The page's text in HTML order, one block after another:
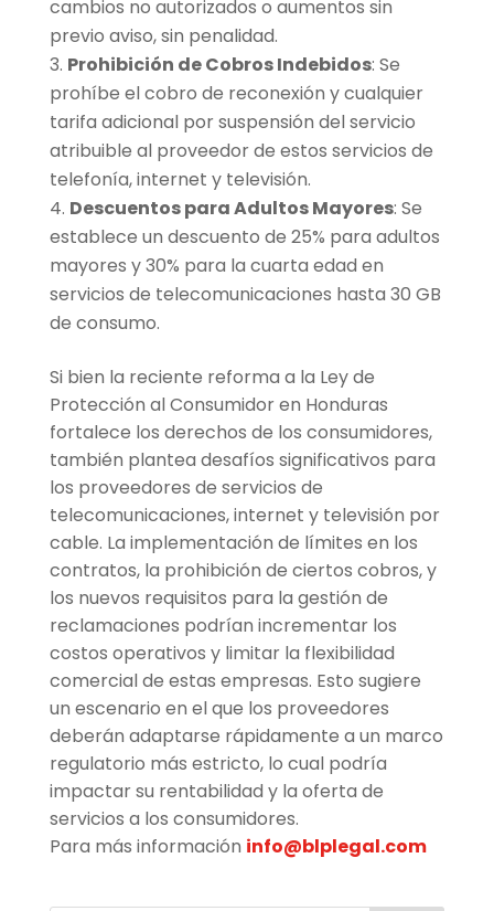
cambios no autorizados o aumentos sin
previo aviso, sin penalidad.
Prohibición de Cobros Indebidos: Se
prohíbe el cobro de reconexión y cualquier
tarifa adicional por suspensión del servicio
atribuible al proveedor de estos servicios de
telefonía, internet y televisión.
Descuentos para Adultos Mayores: Se
establece un descuento de 25% para adultos
mayores y 30% para la cuarta edad en
servicios de telecomunicaciones hasta 30 GB
de consumo.
Si bien la reciente reforma a la Ley de
Protección al Consumidor en Honduras
fortalece los derechos de los consumidores,
también plantea desafíos significativos para
los proveedores de servicios de
telecomunicaciones, internet y televisión por
cable. La implementación de límites en los
contratos, la prohibición de ciertos cobros, y
los nuevos requisitos para la gestión de
reclamaciones podrían incrementar los
costos operativos y limitar la flexibilidad
comercial de estas empresas. Esto sugiere
un escenario en el que los proveedores
deberán adaptarse rápidamente a un marco
regulatorio más estricto, lo cual podría
impactar su rentabilidad y la oferta de
servicios a los consumidores.
Para más información info@blplegal.com